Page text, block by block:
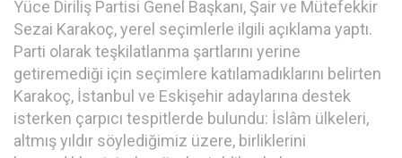
Yüce Diriliş Partisi Genel Başkanı, Şair ve Mütefekkir
Sezai Karakoç, yerel seçimlerle ilgili açıklama yaptı.
Parti olarak teşkilatlanma şartlarını yerine
getiremediği için seçimlere katılamadıklarını belirten
Karakoç, İstanbul ve Eskişehir adaylarına destek
isterken çarpıcı tespitlerde bulundu: İslâm ülkeleri,
altmış yıldır söylediğimiz üzere, birliklerini